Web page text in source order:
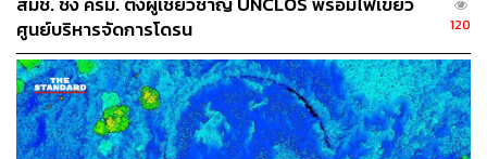
โรงงานผลิตในครั้งนี้จะเป็นการส่งเสริมให้เกิดความร่วมมือ
ในการพัฒนาอุตสาหกรรมป้องกันประเทศระหว่างภาครัฐ
และภาคเอกชนของประเทศไทยได้อย่างยั่งยืนต่อไป”
TAGS: ภูมิธรรม เวชยชัย
โดรน
บริษัท อาร์ วี คอนเน็กซ์ จำกัด
กันต์พัฒน์ มังคละศิริ
ศูนย์บริหารจัดการโดรน
120